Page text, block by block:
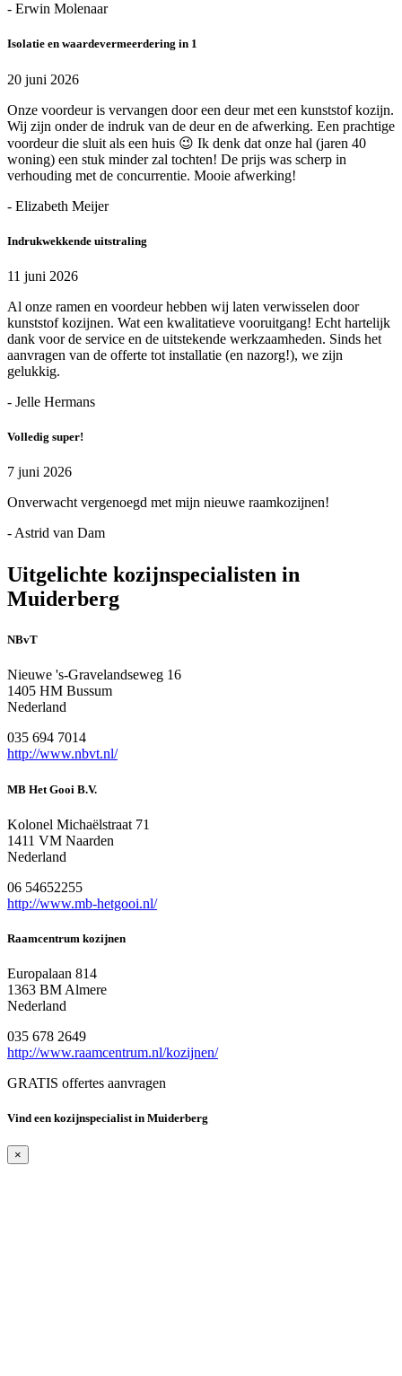
- Erwin Molenaar
Isolatie en waardevermeerdering in 1
20 juni 2026
Onze voordeur is vervangen door een deur met een kunststof kozijn.
Wij zijn onder de indruk van de deur en de afwerking. Een prachtige
voordeur die sluit als een huis 😉 Ik denk dat onze hal (jaren 40
woning) een stuk minder zal tochten! De prijs was scherp in
verhouding met de concurrentie. Mooie afwerking!
- Elizabeth Meijer
Indrukwekkende uitstraling
11 juni 2026
Al onze ramen en voordeur hebben wij laten verwisselen door
kunststof kozijnen. Wat een kwalitatieve vooruitgang! Echt hartelijk
dank voor de service en de uitstekende werkzaamheden. Sinds het
aanvragen van de offerte tot installatie (en nazorg!), we zijn
gelukkig.
- Jelle Hermans
Volledig super!
7 juni 2026
Onverwacht vergenoegd met mijn nieuwe raamkozijnen!
- Astrid van Dam
Uitgelichte kozijnspecialisten in
Muiderberg
NBvT
Nieuwe 's-Gravelandseweg 16
1405 HM Bussum
Nederland
035 694 7014
http://www.nbvt.nl/
MB Het Gooi B.V.
Kolonel Michaëlstraat 71
1411 VM Naarden
Nederland
06 54652255
http://www.mb-hetgooi.nl/
Raamcentrum kozijnen
Europalaan 814
1363 BM Almere
Nederland
035 678 2649
http://www.raamcentrum.nl/kozijnen/
GRATIS offertes aanvragen
Vind een kozijnspecialist in Muiderberg
×